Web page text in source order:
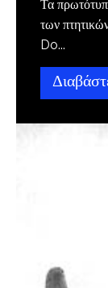
Τα
των
Do...